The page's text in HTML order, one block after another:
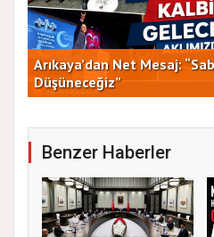
Arıkaya’dan Net Mesaj:
Düşüneceğiz”
Benzer Haberler